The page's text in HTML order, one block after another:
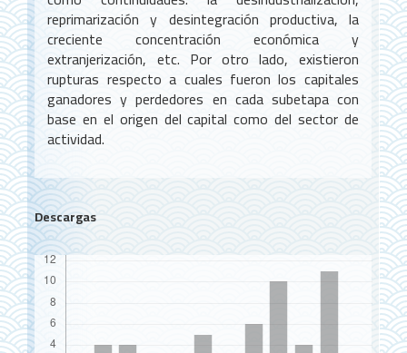
reprimarización y desintegración productiva, la
creciente concentración económica y
extranjerización, etc. Por otro lado, existieron
rupturas respecto a cuales fueron los capitales
ganadores y perdedores en cada subetapa con
base en el origen del capital como del sector de
actividad.
Descargas